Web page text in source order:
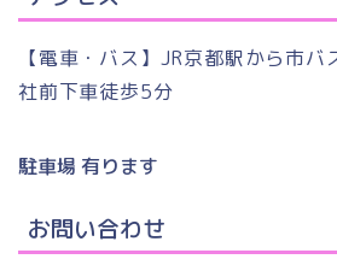
【電車・バス】JR京都駅から市
社前下車徒歩5分
駐車場 有ります
お問い合わせ